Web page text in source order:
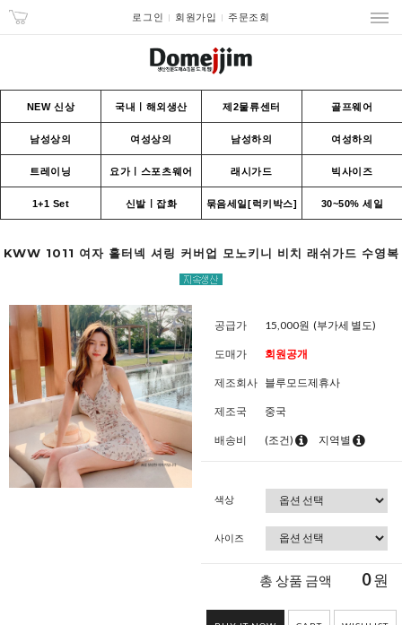
로그인 회원가입 주문조회
NEW 신상 국내ㅣ해외생산 제2물류센터 골프웨어
남성상의 여성상의 남성하의 여성하의
트레이닝 요가ㅣ스포츠웨어 래시가드 빅사이즈
1+1 Set 신발ㅣ잡화 묶음세일[럭키박스] 30~50% 세일
KWW 1011 여자 홀터넥 셔링 커버업 모노키니 비치 래쉬가드 수영복
공급가 15,000원 (부가세 별도)
도매가 회원공개
제조회사 블루모드제휴사
제조국 중국
배송비 (조건) 지역별
색상
사이즈
총 상품 금액 0원